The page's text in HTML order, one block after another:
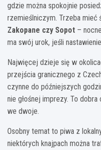
gdzie można spokojnie
rzemieślniczym. Trzeba mieć
Zakopane czy Sopot –
ma swój urok, jeśli
Najwięcej dzieje się w
przejścia granicznego z
czynne do późniejszych
nie głośnej imprezy. To
we dwoje.
Osobny temat to piwa z
niektórych knajpach można